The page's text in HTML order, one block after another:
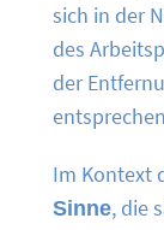
sich in der
des
der
Im Kontext
Sinne, die